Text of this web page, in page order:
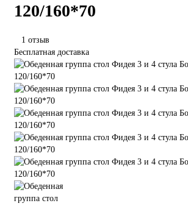
120/160*70
1 отзыв
Бесплатная доставка